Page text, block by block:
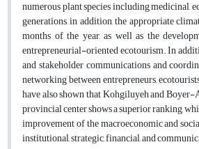
numerous plant species including medicinal,
generations, in addition, the appropriate
months of the year, as well as the
entrepreneurial-oriented ecotourism. In
and stakeholder communications and
networking between entrepreneurs,
have also shown that Kohgiluyeh and
provincial center shows a superior ranking,
improvement of the macroeconomic and
institutional, strategic, financial, and